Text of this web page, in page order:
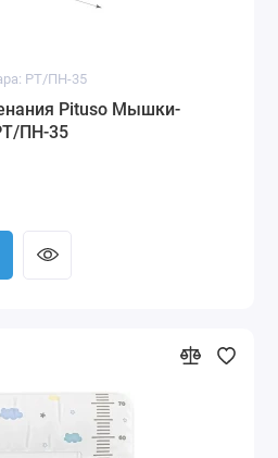
РT/ПН-35
Pituso Мышки-
ПН-35